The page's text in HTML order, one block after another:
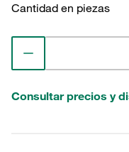
Cantidad en piezas
Consultar precios y